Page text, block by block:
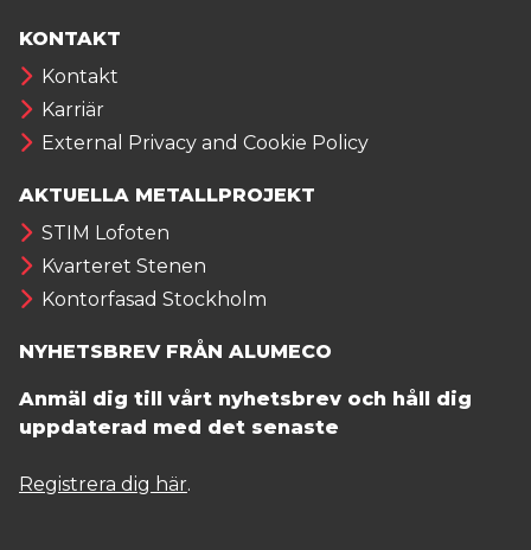
KONTAKT
Kontakt
Karriär
External Privacy and Cookie Policy
AKTUELLA METALLPROJEKT
STIM Lofoten
Kvarteret Stenen
Kontorfasad Stockholm
NYHETSBREV FRÅN ALUMECO
Anmäl dig till vårt nyhetsbrev och håll dig
uppdaterad med det senaste
Registrera dig här.